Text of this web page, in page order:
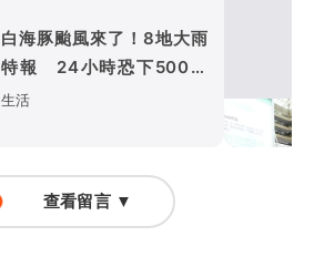
白海豚颱風來了！8地大雨
特報 24小時恐下500毫
米
生活
查看留言 ▼